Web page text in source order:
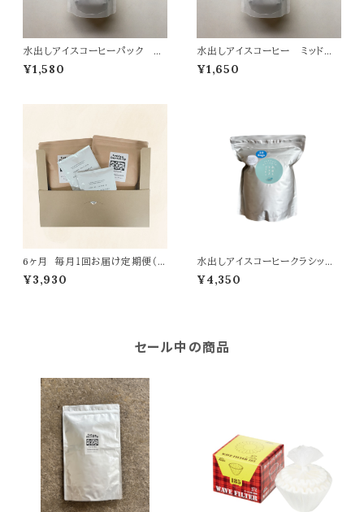
水出しアイスコーヒーパック ク
ラシックブレンド
¥1,580
水出しアイスコーヒー ミッドサ
マーブレンド（エチオピアベース）
¥1,650
6ヶ月 毎月１回お届け定期便（2
00gx２袋）送料無料
¥3,930
水出しアイスコーヒークラシック
ブレンド 10袋入り
¥4,350
セール中の商品